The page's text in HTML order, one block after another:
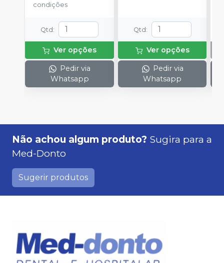
condições
Qtd :
Ver opções
Pedir via
Whatsapp
Qtd :
Ver opções
Pedir via
Whatsapp
Não achou algum produto? Sugira para a
Med-Donto
Sugerir produtos